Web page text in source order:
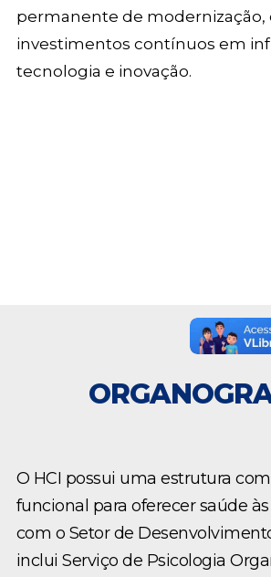
permanente de modernização,
investimentos contínuos em
tecnologia e inovação.
O HCI possui uma estrutura
funcional para oferecer saúde às
com o Setor de
inclui Serviço de Psicologia